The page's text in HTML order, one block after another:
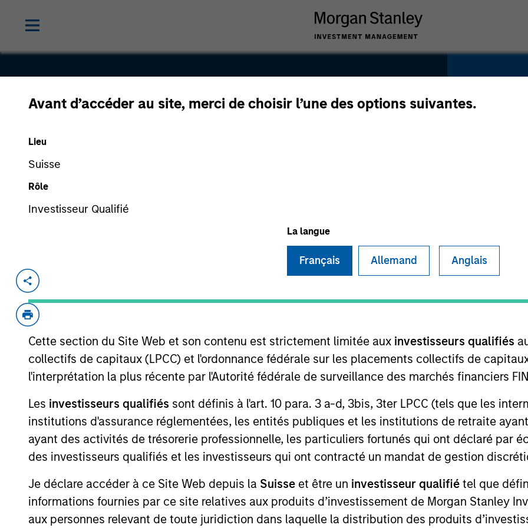
Avant d’accéder au site, merci de choisir l’une des options suivantes.
Lieu
Suisse
Rôle
Investisseur Qualifié
La langue
Français Allemand Anglais
Cette section du Site Web et son contenu est strictement limitée aux investisseurs qualifiés
collectifs de capitaux (LPCC) et l'ordonnance fédérale sur les placements collectifs de
l'interprétation la plus récente par l'Autorité fédérale de surveillance des marchés financiers
Les investisseurs qualifiés sont définis à l'art. 10 para. 3 a-d, 3bis, 3ter LPCC (tels que les
institutions d'assurance réglementées, les entités publiques et les institutions de retraite
ayant des activités de trésorerie professionnelle, les particuliers fortunés qui ont déclaré par
des investisseurs qualifiés et les investisseurs qui ont contracté un mandat de gestion
Je déclare accéder à ce Site Web depuis la Suisse et être un investisseur qualifié tel que
informations fournies par ce site relatives aux produits d’investissement de Morgan Stanley
aux personnes relevant de toute juridiction dans laquelle la distribution des produits
Nov 1989 Follow-On Jan 1996
As of July 25, 2025. The above is provided for informational and educational purposes only. There is no
resulted in positive performance (for realized holdings), or will perform well in the future (for current
such owners. By clicking on any links shown here, you agree that you are navigating to a third party
only as a convenience and the inclusion of any hyperlink is not and does not imply any endorsement,
monitoring by us of any information contained in any hyperlinked site. In no event shall we be
or your use of such site.
Morgan Stanley